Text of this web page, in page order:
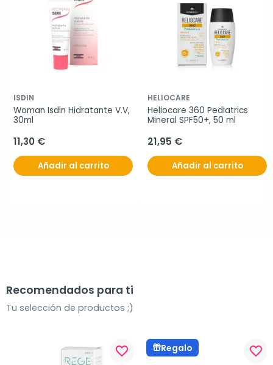
ISDIN
Woman Isdin Hidratante V.V,
30ml
11,30 €
Añadir al carrito
HELIOCARE
Heliocare 360 Pediatrics
Mineral SPF50+, 50 ml
21,95 €
Añadir al carrito
Recomendados para ti
Tu selección de productos ;)
favorite_border Regalo favorite_border